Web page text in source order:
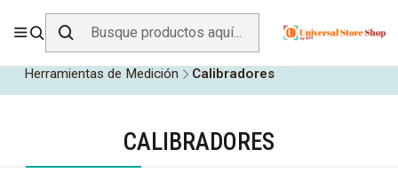
ENVÍO GRATIS SOBRE$19.990EN ZONA CENTRO
Herramientas de Medición
Calibradores
CALIBRADORES